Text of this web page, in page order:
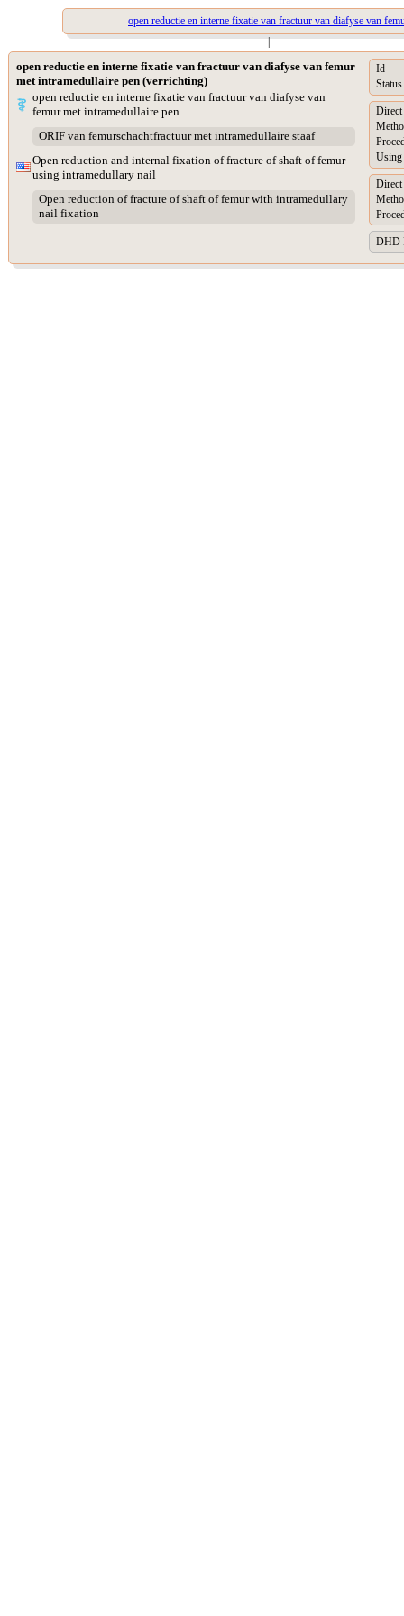
open reductie en interne fixatie van fractuur van diafyse van
|
open reductie en interne fixatie van fractuur van diafyse van femur
met intramedullaire pen (verrichting)
open reductie en interne fixatie van fractuur van diafyse van
femur met intramedullaire pen
ORIF van femurschachtfractuur met intramedullaire staaf
Open reduction and internal fixation of fracture of shaft of femur
using intramedullary nail
Open reduction of fracture of shaft of femur with intramedullary
nail fixation
Id
Status
Using
DHD